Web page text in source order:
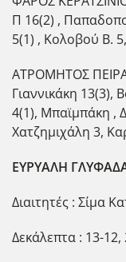
Π 16(2) ,
5(1) , Κολοβού Β.
ΑΤΡΟΜΗΤΟΣ
Γιαννικάκη
4(1), Μπαϊμπάκη ,
Χατζημιχάλη 3,
ΕΥΡΥΑΛΗ
Διαιτητές : Σίμα
Δεκάλεπτα : 13-